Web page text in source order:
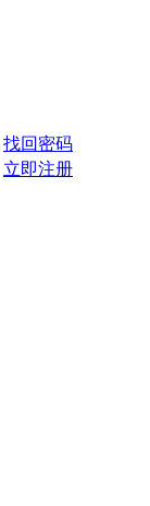
找回密码
立即注册